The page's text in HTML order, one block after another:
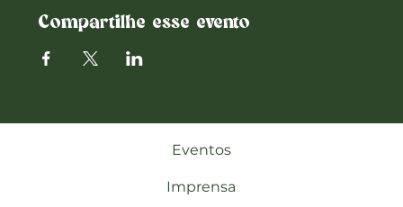
Compartilhe esse evento
Eventos
Imprensa